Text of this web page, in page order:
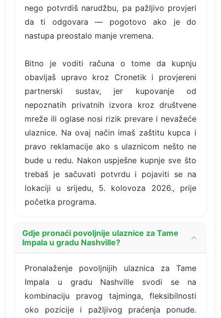
nego potvrdiš narudžbu, pa pažljivo provjeri
da ti odgovara — pogotovo ako je do
nastupa preostalo manje vremena.
Bitno je voditi računa o tome da kupnju
obavljaš upravo kroz Cronetik i provjereni
partnerski sustav, jer kupovanje od
nepoznatih privatnih izvora kroz društvene
mreže ili oglase nosi rizik prevare i nevažeće
ulaznice. Na ovaj način imaš zaštitu kupca i
pravo reklamacije ako s ulaznicom nešto ne
bude u redu. Nakon uspješne kupnje sve što
trebaš je sačuvati potvrdu i pojaviti se na
lokaciji u srijedu, 5. kolovoza 2026., prije
početka programa.
Gdje pronaći povoljnije ulaznice za Tame
Impala u gradu Nashville?
Pronalaženje povoljnijih ulaznica za Tame
Impala u gradu Nashville svodi se na
kombinaciju pravog tajminga, fleksibilnosti
oko pozicije i pažljivog praćenja ponude.